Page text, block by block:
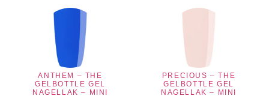
ANTHEM – THE
GELBOTTLE GEL
NAGELLAK – MINI
PRECIOUS – THE
GELBOTTLE GEL
NAGELLAK – MINI